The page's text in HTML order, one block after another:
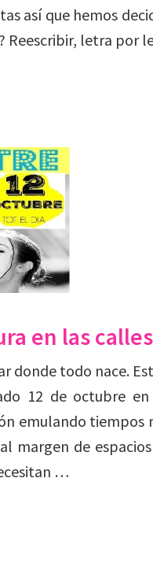
así que hemos
Reescribir, letra por
en las
donde todo nace.
12 de octubre
emulando
margen de
…